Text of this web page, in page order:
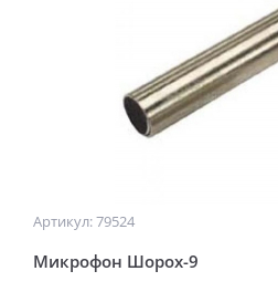
Артикул: 79524
Микрофон Шорох-9